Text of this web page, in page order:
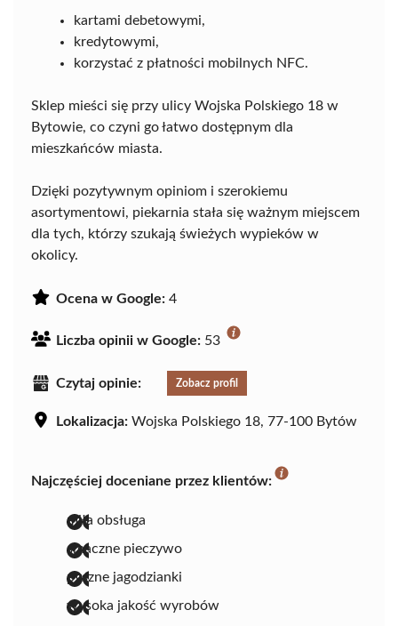
kartami debetowymi,
kredytowymi,
korzystać z płatności mobilnych NFC.
Sklep mieści się przy ulicy Wojska Polskiego 18 w
Bytowie, co czyni go łatwo dostępnym dla
mieszkańców miasta.
Dzięki pozytywnym opiniom i szerokiemu
asortymentowi, piekarnia stała się ważnym miejscem
dla tych, którzy szukają świeżych wypieków w
okolicy.
Ocena w Google: 4
Liczba opinii w Google: 53
Czytaj opinie: Zobacz profil
Lokalizacja: Wojska Polskiego 18, 77-100 Bytów
Najczęściej doceniane przez klientów:
miła obsługa
smaczne pieczywo
pyszne jagodzianki
wysoka jakość wyrobów